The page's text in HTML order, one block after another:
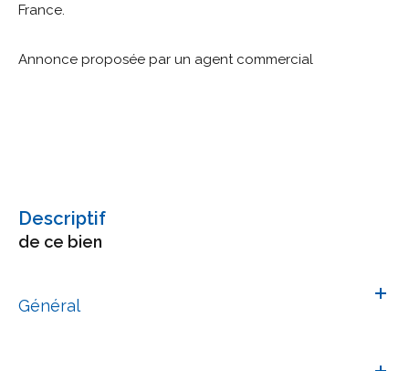
France.
Annonce proposée par un agent commercial
descriptif
de ce bien
Général